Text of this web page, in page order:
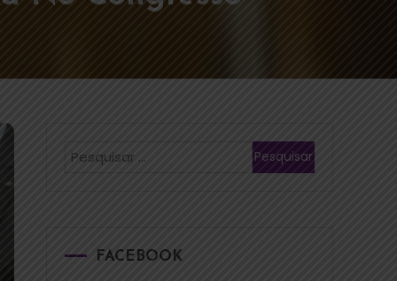
FACEBOOK